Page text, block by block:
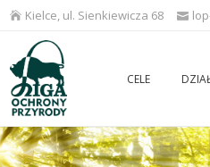
Kielce, ul. Sienkiewicza 68
CELE